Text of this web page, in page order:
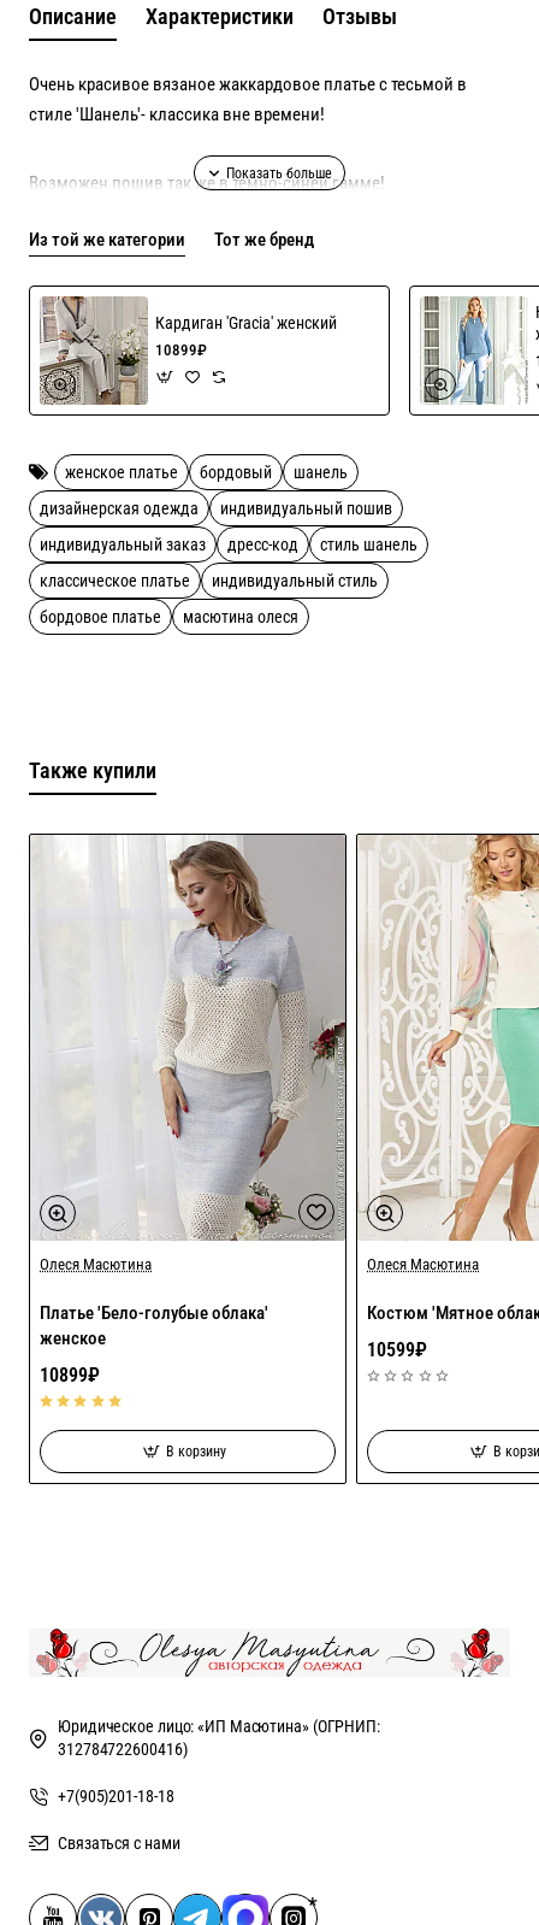
Описание Характеристики Отзывы
Очень красивое вязаное жаккардовое платье с тесьмой в
стиле 'Шанель'- классика вне времени!
Возможен пошив так же в темно-синей гамме!
Из той же категории Тот же бренд
Кардиган 'Gracia' женский
10899₽
женское платье бордовый
шанель
дизайнерская одежда
индивидуальный пошив
индивидуальный заказ
дресс-код
стиль шанель
классическое платье
индивидуальный стиль
бордовое платье
масютина олеся
Также купили
Олеся Масютина
Платье 'Бело-голубые облака'
женское
10899₽
В корзину
Олеся Масютина
Костюм 'Мятное
10599₽
В
Юридическое лицо: «ИП Масютина» (ОГРНИП:
312784722600416)
+7(905)201-18-18
Связаться с нами